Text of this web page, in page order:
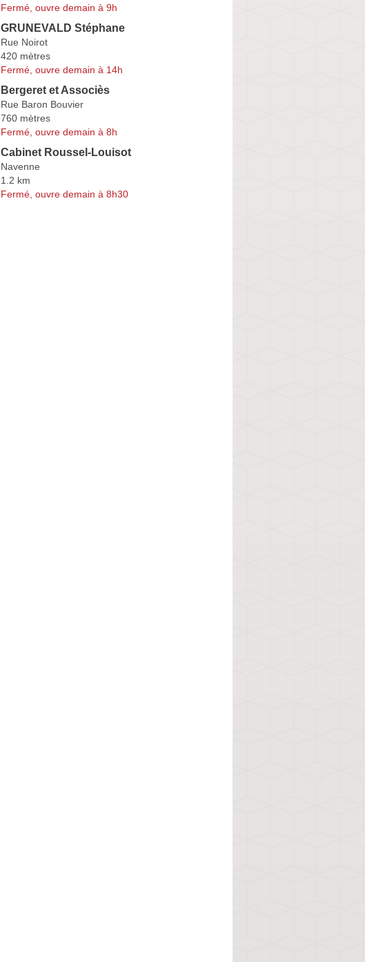
Fermé, ouvre demain à 9h
GRUNEVALD Stéphane
Rue Noirot
420 mètres
Fermé, ouvre demain à 14h
Bergeret et Associès
Rue Baron Bouvier
760 mètres
Fermé, ouvre demain à 8h
Cabinet Roussel-Louisot
Navenne
1.2 km
Fermé, ouvre demain à 8h30